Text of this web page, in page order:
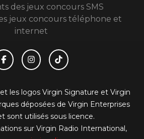
des jeux concours SMS
jeux concours téléphone et
internet
les logos Virgin Signature et Virgin
déposées de Virgin Enterprises
sont utilisés sous licence.
sur Virgin Radio International,